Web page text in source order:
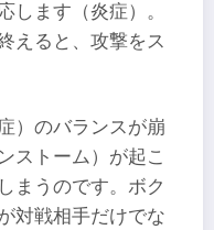
します（炎症）。
えると、攻撃をス
）のバランスが崩
ストーム）が起こ
まうのです。ボク
対戦相手だけでな